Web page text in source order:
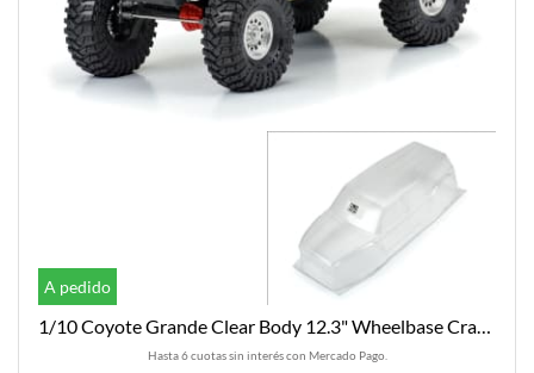
A pedido
Hasta 6 cuotas sin interés con Mercado Pago.